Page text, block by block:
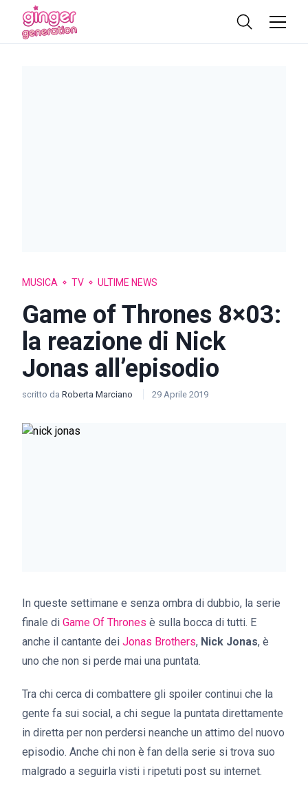
MUSICA TV ULTIME NEWS
Game of Thrones 8×03:
la reazione di Nick
Jonas all’episodio
scritto da Roberta Marciano 29 Aprile 2019
In queste settimane e senza ombra di dubbio, la serie
finale di Game Of Thrones è sulla bocca di tutti. E
anche il cantante dei Jonas Brothers, Nick Jonas, è
uno che non si perde mai una puntata.
Tra chi cerca di combattere gli spoiler continui che la
gente fa sui social, a chi segue la puntata direttamente
in diretta per non perdersi neanche un attimo del nuovo
episodio. Anche chi non è fan della serie si trova suo
malgrado a seguirla visti i ripetuti post su internet.